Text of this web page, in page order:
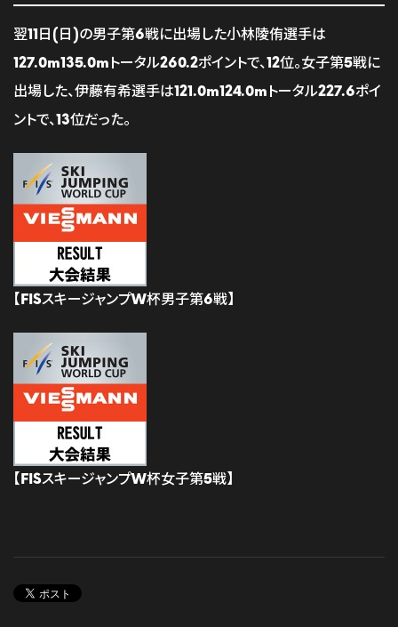
翌11日(日)の男子第6戦に出場した小林陵侑選手は
127.0m135.0mトータル260.2ポイントで、12位。女子第5戦に
出場した、伊藤有希選手は121.0m124.0mトータル227.6ポイ
ントで、13位だった。
【FISスキージャンプW杯男子第6戦】
【FISスキージャンプW杯女子第5戦】